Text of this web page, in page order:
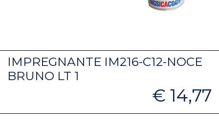
IMPREGNANTE IM216-C12-NOCE
BRUNO LT 1
€ 14,77